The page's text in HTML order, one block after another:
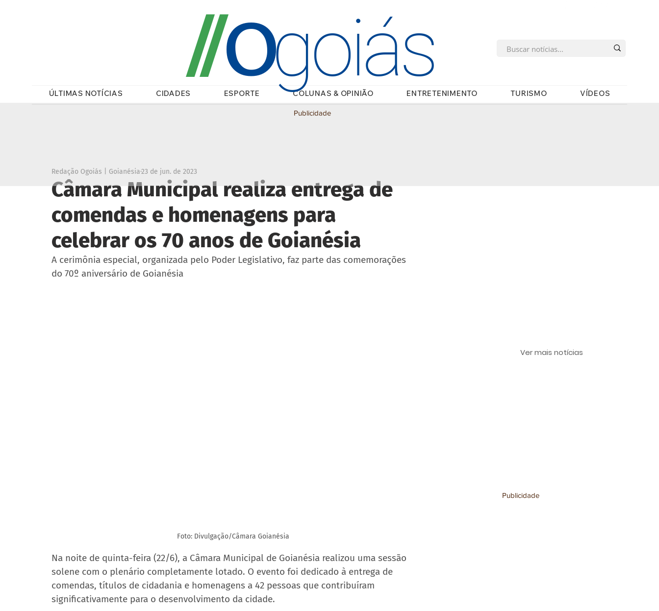
ÚLTIMAS NOTÍCIAS CIDADES ESPORTE COLUNAS & OPINIÃO ENTRETENIMENTO TURISMO VÍDEOS
//Ogoiás
Câmara Municipal realiza entrega de
comendas e homenagens para
celebrar os 70 anos de Goianésia
Redação Ogoiás | Goianésia23 de jun. de 2023
A cerimônia especial, organizada pelo Poder Legislativo, faz parte das comemorações
do 70º aniversário de Goianésia
Foto: Divulgação/Câmara Goianésia
Na noite de quinta-feira (22/6), a Câmara Municipal de Goianésia realizou uma sessão
solene com o plenário completamente lotado. O evento foi dedicado à entrega de
comendas, títulos de cidadania e homenagens a 42 pessoas que contribuíram
significativamente para o desenvolvimento da cidade.
Publicidade
Publicidade
Ver mais notícias